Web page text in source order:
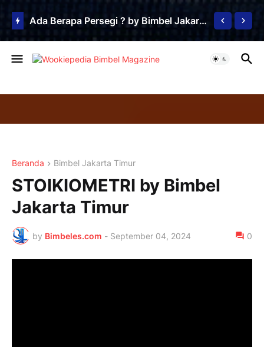
Ada Berapa Persegi ? by Bimbel Jakarta Timur
Beranda Bimbel Jakarta Timur
STOIKIOMETRI by Bimbel
Jakarta Timur
by Bimbeles.com - September 04, 2024 0